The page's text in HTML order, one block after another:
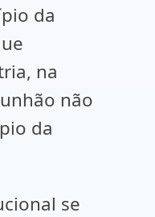
da
na
não
da
se